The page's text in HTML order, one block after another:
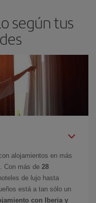
según tus
alojamientos en más
Con más de 28
de lujo hasta
está a tan sólo un
con Iberia y